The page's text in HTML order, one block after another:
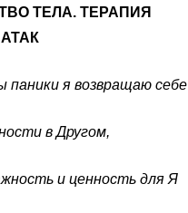
ТЕЛА. ТЕРАПИЯ
паники я возвращаю себе
в Другом,
и ценность для Я